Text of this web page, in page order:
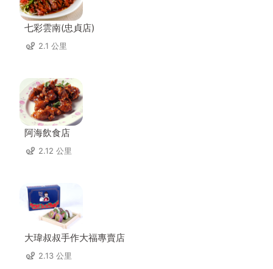
七彩雲南(忠貞店)
2.1 公里
阿海飲食店
2.12 公里
大瑋叔叔手作大福專賣店
2.13 公里